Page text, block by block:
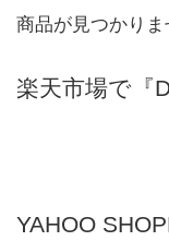
商品が見つかりま
楽天市場で『
YAHOO